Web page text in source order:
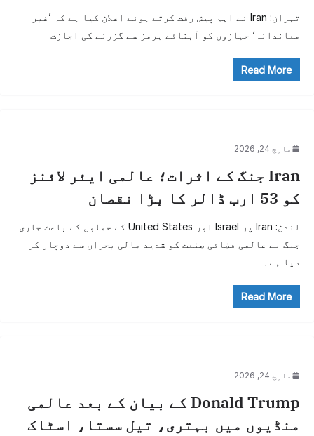
تہران: Iran نے اہم پیش رفت کرتے ہوئے اعلان کیا ہے کہ ’غیر
معاندانہ‘ جہازوں کو آبنائے ہرمز سے گزرنے کی اجازت
Read More
مارچ 24, 2026
Iran جنگ کے اثرات؛ عالمی ایئر لائنز
کو 53 ارب ڈالر کا بڑا نقصان
لندن: Iran پر Israel اور United States کے حملوں کے باعث جاری
جنگ نے عالمی فضائی صنعت کو شدید مالی بحران سے دوچار کر
دیا ہے۔
Read More
مارچ 24, 2026
Donald Trump کے بیان کے بعد عالمی
منڈیوں میں بہتری، تیل سستا، اسٹاک